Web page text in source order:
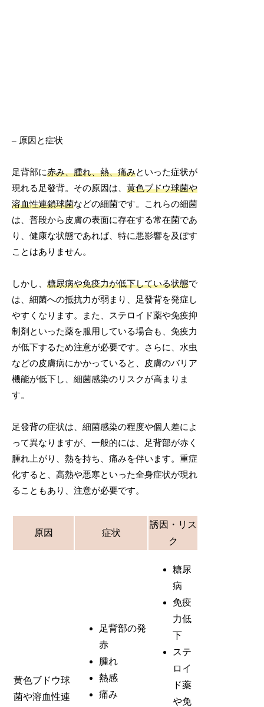
– 原因と症状
足背部に赤み、腫れ、熱、痛みといった症状が
現れる足發背。その原因は、黄色ブドウ球菌や
溶血性連鎖球菌などの細菌です。これらの細菌
は、普段から皮膚の表面に存在する常在菌であ
り、健康な状態であれば、特に悪影響を及ぼす
ことはありません。
しかし、糖尿病や免疫力が低下している状態で
は、細菌への抵抗力が弱まり、足發背を発症し
やすくなります。また、ステロイド薬や免疫抑
制剤といった薬を服用している場合も、免疫力
が低下するため注意が必要です。さらに、水虫
などの皮膚病にかかっていると、皮膚のバリア
機能が低下し、細菌感染のリスクが高まりま
す。
足發背の症状は、細菌感染の程度や個人差によ
って異なりますが、一般的には、足背部が赤く
腫れ上がり、熱を持ち、痛みを伴います。重症
化すると、高熱や悪寒といった全身症状が現れ
ることもあり、注意が必要です。
原因 症状
誘因・リス
ク
黄色ブドウ球
菌や溶血性連
足背部の発
赤
腫れ
熱感
痛み
糖尿
病
免疫
力低
下
ステ
ロイ
ド薬
や免